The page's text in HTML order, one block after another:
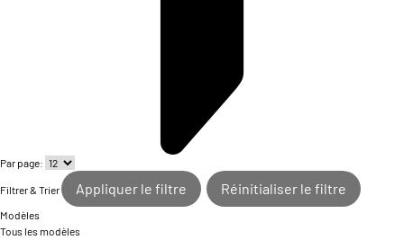
Par page:
Filtrer & Trier Appliquer le filtre Réinitialiser le filtre
Modèles
Tous les modèles